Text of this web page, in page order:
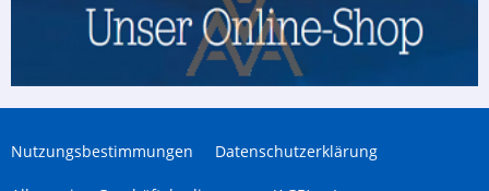
Nutzungsbestimmungen Datenschutzerklärung